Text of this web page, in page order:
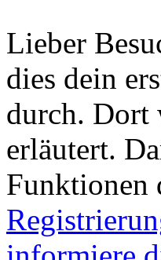
Lieber
dies dein
durch. Dort
erläutert.
Funktionen